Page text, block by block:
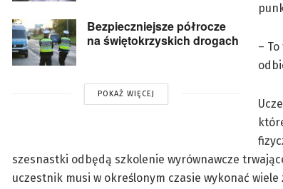
Bezpieczniejsze półrocze
na świętokrzyskich drogach
POKAŻ WIĘCEJ
–
szesnastki odbędą szkolenie wyrównawcze
uczestnik musi w określonym czasie wykonać